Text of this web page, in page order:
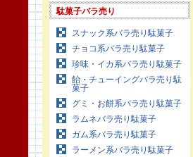
駄菓子バラ売り
スナック系バラ売り駄菓子
チョコ系バラ売り駄菓子
珍味・イカ系バラ売り駄菓子
飴・チューイングバラ売り駄
菓子
グミ・お餅系バラ売り駄菓子
ラムネバラ売り駄菓子
ガム系バラ売り駄菓子
ラーメン系バラ売り駄菓子